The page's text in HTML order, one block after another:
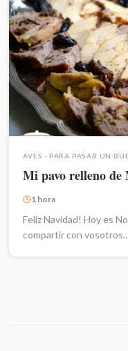
AVES · PARA PASAR UN
Mi pavo relleno de
1 hora
Feliz Navidad! Hoy es
compartir con